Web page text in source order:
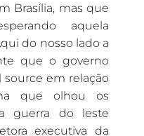
Brasília, mas que
aquela
do nosso lado a
que o governo
em relação
que olhou os
guerra do leste
executiva da